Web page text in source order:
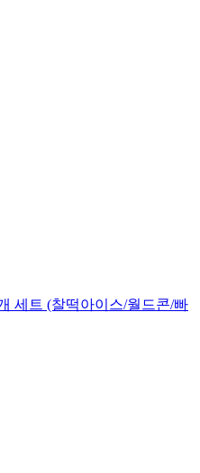
세트 (찰떡아이스/월드콘/빠